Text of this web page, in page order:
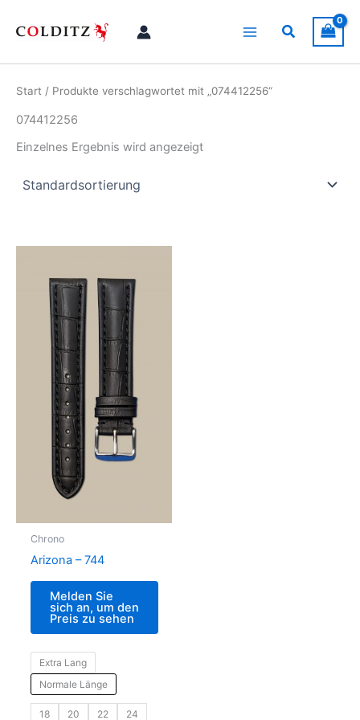
Inhalt
Suchen
Start / Produkte verschlagwortet mit „074412256“
074412256
Einzelnes Ergebnis wird angezeigt
Chrono
Arizona – 744
Melden Sie
sich an, um den
Preis zu sehen
Extra Lang
Normale Länge
18 20 22 24